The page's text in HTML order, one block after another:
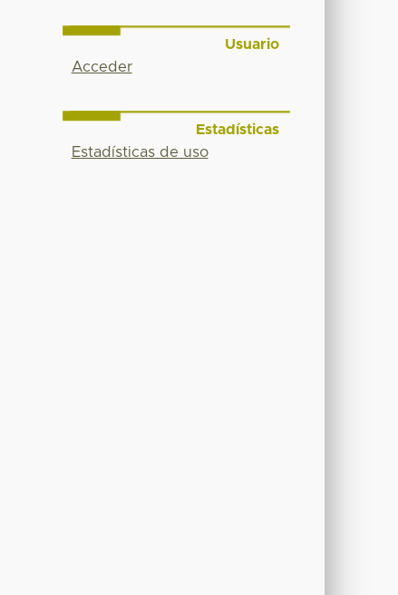
Usuario
Acceder
Estadísticas
Estadísticas de uso